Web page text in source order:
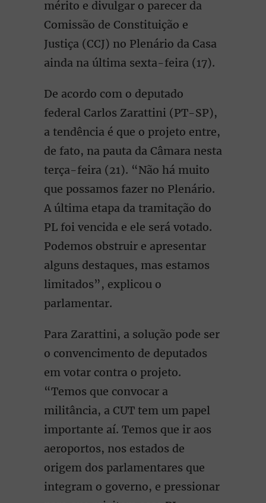
mérito e divulgar o parecer da
Comissão de Constituição e
Justiça (CCJ) no Plenário da Casa
ainda na última sexta-feira (17).
De acordo com o deputado
federal Carlos Zarattini (PT-SP),
a tendência é que o projeto entre,
de fato, na pauta da Câmara nesta
terça-feira (21). “Não há muito
que possamos fazer no Plenário.
A última etapa da tramitação do
PL foi vencida e ele será votado.
Podemos obstruir e apresentar
alguns destaques, mas estamos
limitados”, explicou o
parlamentar.
Para Zarattini, a solução pode ser
o convencimento de deputados
em votar contra o projeto.
“Temos que convocar a
militância, a CUT tem um papel
importante aí. Temos que ir aos
aeroportos, nos estados de
origem dos parlamentares que
integram o governo, e pressionar